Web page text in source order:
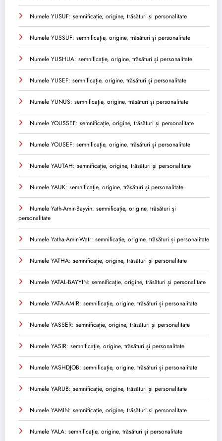
Numele YUSUF: semnificație, origine, trăsături și personalitate
Numele YUSSUF: semnificație, origine, trăsături și personalitate
Numele YUSHUA: semnificație, origine, trăsături și personalitate
Numele YUSEF: semnificație, origine, trăsături și personalitate
Numele YUNUS: semnificație, origine, trăsături și personalitate
Numele YOUSSEF: semnificație, origine, trăsături și personalitate
Numele YOUSEF: semnificație, origine, trăsături și personalitate
Numele YAUTAH: semnificație, origine, trăsături și personalitate
Numele YAUK: semnificație, origine, trăsături și personalitate
Numele Yath-Amir-Bayyin: semnificație, origine, trăsături și
personalitate
Numele Yatha-Amir-Watr: semnificație, origine, trăsături și personalitate
Numele YATHA: semnificație, origine, trăsături și personalitate
Numele YATAL-BAYYIN: semnificație, origine, trăsături și personalitate
Numele YATA-AMIR: semnificație, origine, trăsături și personalitate
Numele YASSER: semnificație, origine, trăsături și personalitate
Numele YASIR: semnificație, origine, trăsături și personalitate
Numele YASHDJOB: semnificație, origine, trăsături și personalitate
Numele YARUB: semnificație, origine, trăsături și personalitate
Numele YAMIN: semnificație, origine, trăsături și personalitate
Numele YALA: semnificație, origine, trăsături și personalitate